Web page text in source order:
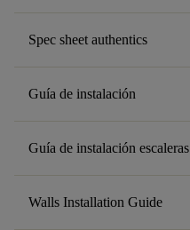
Spec sheet authentics
Guía de instalación
Guía de instalación escaleras
Walls Installation Guide